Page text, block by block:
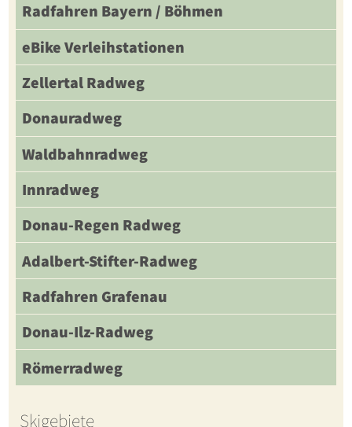
Radfahren Bayern / Böhmen
eBike Verleihstationen
Zellertal Radweg
Donauradweg
Waldbahnradweg
Innradweg
Donau-Regen Radweg
Adalbert-Stifter-Radweg
Radfahren Grafenau
Donau-Ilz-Radweg
Römerradweg
Skigebiete